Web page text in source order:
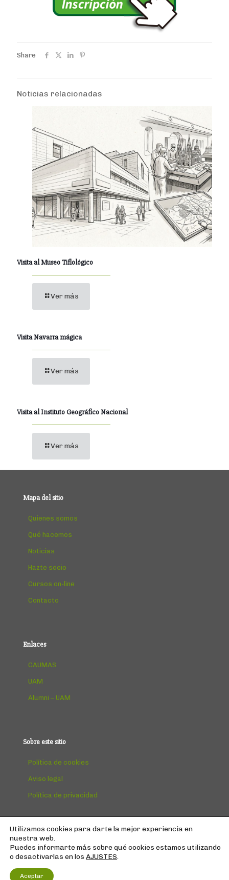
Share
Noticias relacionadas
Visita al Museo Tiflológico
Ver más
Visita Navarra mágica
Ver más
Visita al Instituto Geográfico Nacional
Ver más
Mapa del sitio
Quienes somos
Qué hacemos
Noticias
Hazte socio
Cursos on-line
Contacto
Enlaces
CAUMAS
UAM
Alumni – UAM
Sobre este sitio
Política de cookies
Aviso legal
Política de privacidad
© Copyright2026 | AEPUMA
Todos los derechos reservados | Diseño:
Utilizamos cookies para darte la mejor experiencia en
nuestra web.
Puedes informarte más sobre qué cookies estamos utilizando
o desactivarlas en los AJUSTES.
Aceptar